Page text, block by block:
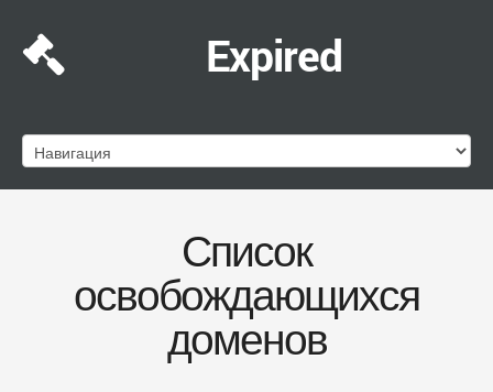
Expired
Список
освобождающихся
доменов